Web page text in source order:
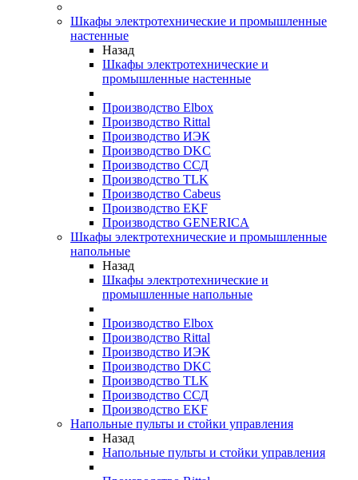
Шкафы электротехнические и промышленные
настенные
Назад
Шкафы электротехнические и
промышленные настенные
Производство Elbox
Производство Rittal
Производство ИЭК
Производство DKC
Производство ССД
Производство TLK
Производство Cabeus
Производство EKF
Производство GENERICA
Шкафы электротехнические и промышленные
напольные
Назад
Шкафы электротехнические и
промышленные напольные
Производство Elbox
Производство Rittal
Производство ИЭК
Производство DKC
Производство TLK
Производство ССД
Производство EKF
Напольные пульты и стойки управления
Назад
Напольные пульты и стойки управления